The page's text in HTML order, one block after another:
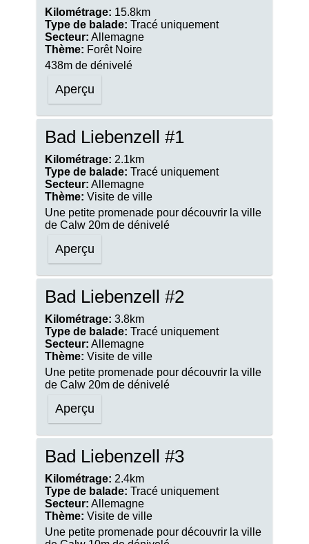
Kilométrage: 15.8km
Type de balade: Tracé uniquement
Secteur: Allemagne
Thème: Forêt Noire
438m de dénivelé
Aperçu
Bad Liebenzell #1
Kilométrage: 2.1km
Type de balade: Tracé uniquement
Secteur: Allemagne
Thème: Visite de ville
Une petite promenade pour découvrir la ville
de Calw 20m de dénivelé
Aperçu
Bad Liebenzell #2
Kilométrage: 3.8km
Type de balade: Tracé uniquement
Secteur: Allemagne
Thème: Visite de ville
Une petite promenade pour découvrir la ville
de Calw 20m de dénivelé
Aperçu
Bad Liebenzell #3
Kilométrage: 2.4km
Type de balade: Tracé uniquement
Secteur: Allemagne
Thème: Visite de ville
Une petite promenade pour découvrir la ville